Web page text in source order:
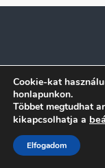
Cookie-kat
honlapunkon.
Többet megtudhat
kikapcsolhatja a
Elfogadom